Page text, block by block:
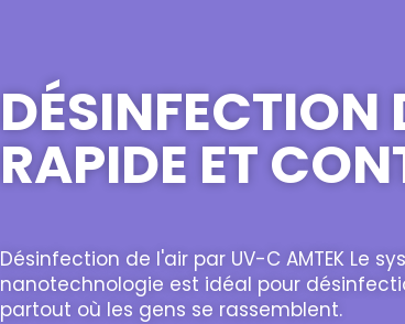
DÉSINFECTION
RAPIDE ET
Désinfection de l'air par UV-C AMTEK Le
nanotechnologie est idéal pour
partout où les gens se rassemblent.